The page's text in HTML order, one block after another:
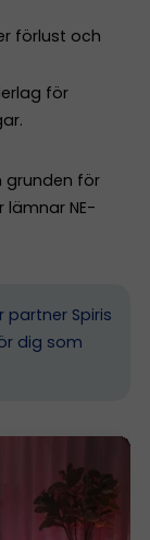
förlust och
för
grunden för
NE-
partner Spiris
dig som